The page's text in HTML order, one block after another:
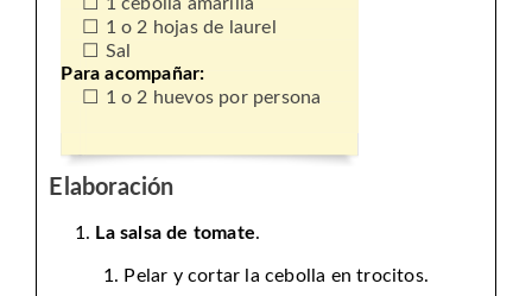
1 o 2 hojas de laurel
Sal
Para acompañar:
1 o 2 huevos por persona
Elaboración
La salsa de tomate.
Pelar y cortar la cebolla en trocitos.